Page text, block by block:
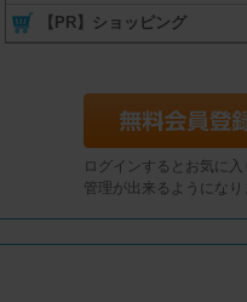
【PR】ショッピング
ログインするとお気に
管理が出来るようになり